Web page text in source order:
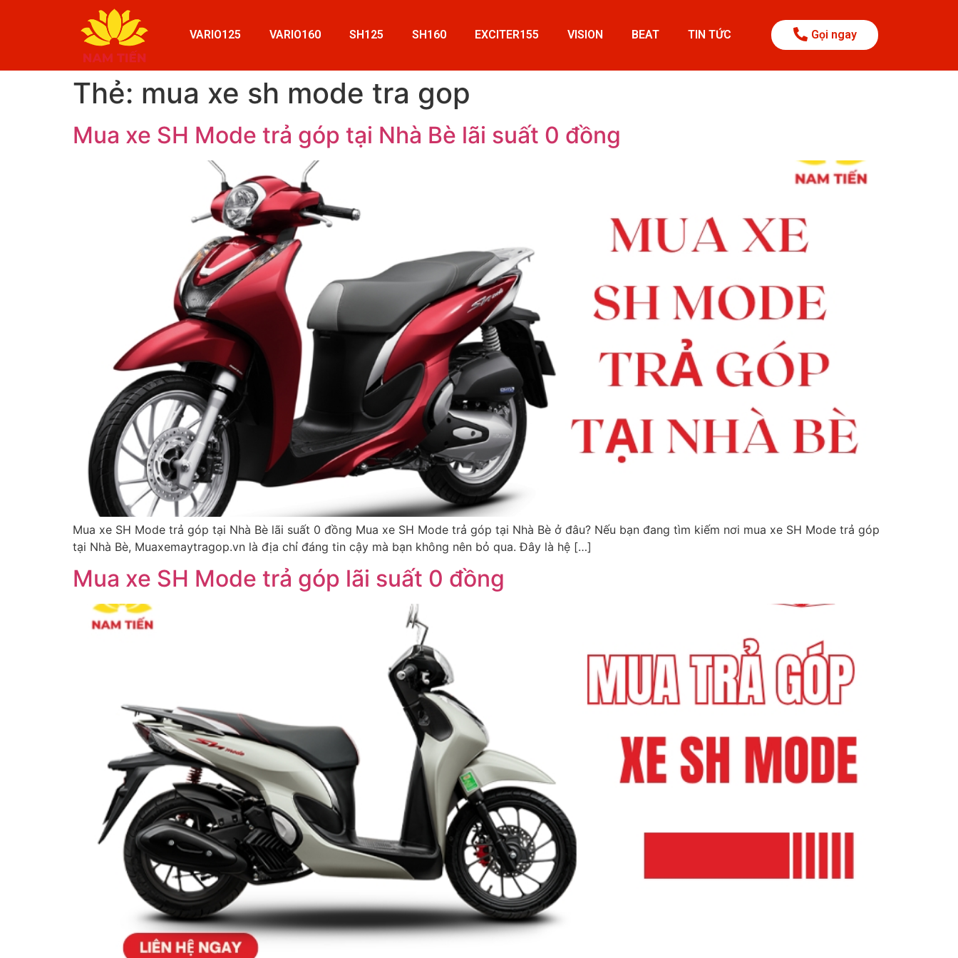
VARIO125 VARIO160 SH125 SH160 EXCITER155 VISION BEAT TIN TỨC Gọi ngay
Thẻ: mua xe sh mode tra gop
Mua xe SH Mode trả góp tại Nhà Bè lãi suất 0 đồng
Mua xe SH Mode trả góp tại Nhà Bè lãi suất 0 đồng Mua xe SH Mode trả góp tại Nhà Bè ở đâu? Nếu bạn đang tìm kiếm nơi mua xe SH Mode trả góp
tại Nhà Bè, Muaxemaytragop.vn là địa chỉ đáng tin cậy mà bạn không nên bỏ qua. Đây là hệ […]
Mua xe SH Mode trả góp lãi suất 0 đồng